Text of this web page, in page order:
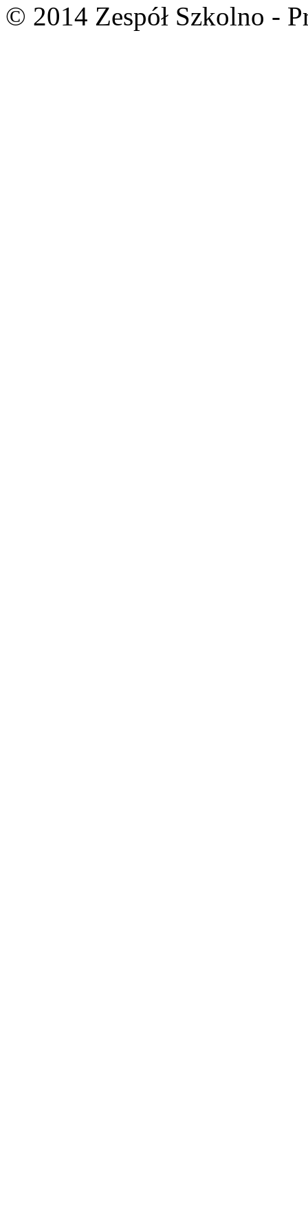
© 2014 Zespół Szkolno -